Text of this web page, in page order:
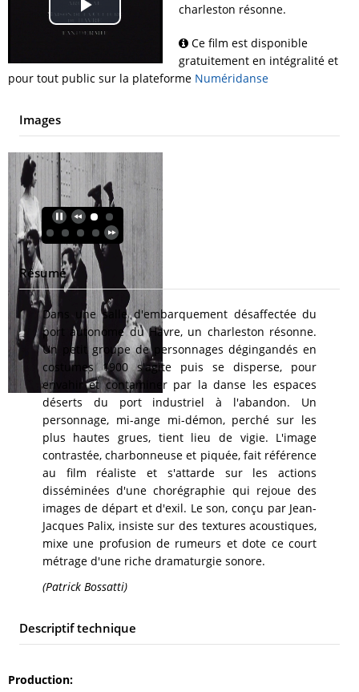
Play
Video
charleston résonne.
Ce film est disponible
gratuitement en intégralité et
pour tout public sur la plateforme Numéridanse
Images
Résumé
Dans une salle d'embarquement désaffectée du
port autonome du Havre, un charleston résonne.
Un petit groupe de personnages dégingandés en
costumes 1900 s'agite puis se disperse, pour
envahir et contaminer par la danse les espaces
déserts du port industriel à l'abandon. Un
personnage, mi-ange mi-démon, perché sur les
plus hautes grues, tient lieu de vigie. L'image
contrastée, charbonneuse et piquée, fait référence
au film réaliste et s'attarde sur les actions
disséminées d'une chorégraphie qui rejoue des
images de départ et d'exil. Le son, conçu par Jean-
Jacques Palix, insiste sur des textures acoustiques,
mixe une profusion de rumeurs et dote ce court
métrage d'une riche dramaturgie sonore.
(Patrick Bossatti)
Descriptif technique
Production